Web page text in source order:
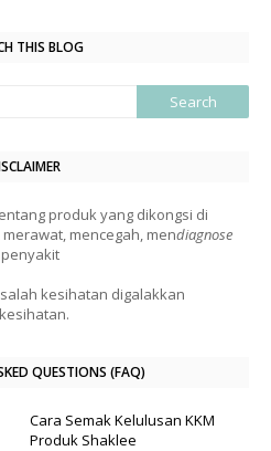
THIS BLOG
produk yang dikongsi di
mencegah, mendiagnose
kesihatan digalakkan
QUESTIONS (FAQ)
Cara Semak Kelulusan KKM
Produk Shaklee